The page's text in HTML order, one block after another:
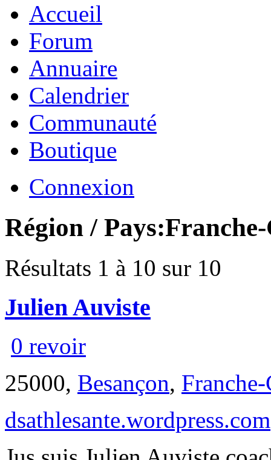
Accueil
Forum
Annuaire
Calendrier
Communauté
Boutique
Connexion
Région / Pays:
Résultats 1 à 10 sur 10
Julien Auviste
0 revoir
25000, Besançon,
dsathlesante.wordpress.com